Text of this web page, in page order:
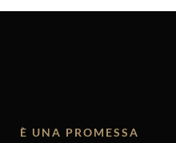
È UNA PROMESSA